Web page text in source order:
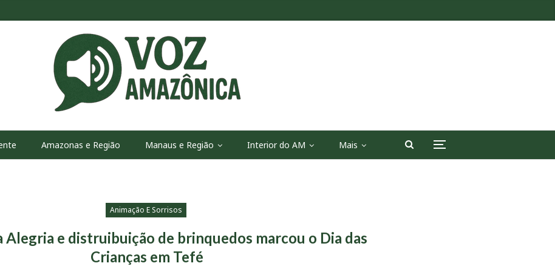
Amazonas e Região Manaus e Região Interior do AM Mais
Animação E Sorrisos
Alegria e distruibuição de brinquedos marcou o Dia das
Crianças em Tefé